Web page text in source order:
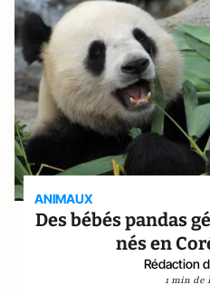
ANIMAUX
Des bébés pandas
nés en
Rédaction
1 min de